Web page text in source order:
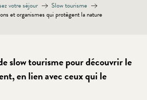
votre séjour
Slow tourisme
et organismes qui protègent la nature
slow tourisme pour découvrir le
en lien avec ceux qui le